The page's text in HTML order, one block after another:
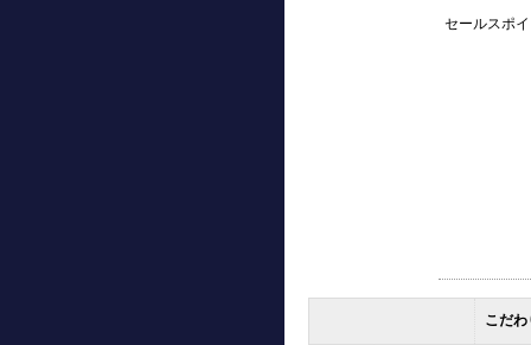
セールスポ
こだわ